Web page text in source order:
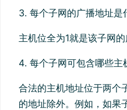
每个子网的广播地址是
主机位全为1就是该子网的
每个子网可包含哪些主
合法的主机地址位于两个
的地址除外。例如，如果